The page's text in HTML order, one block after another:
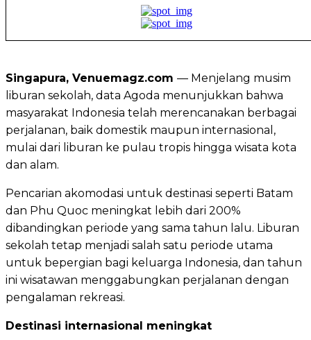
Singapura, Venuemagz.com — Menjelang musim
liburan sekolah, data Agoda menunjukkan bahwa
masyarakat Indonesia telah merencanakan berbagai
perjalanan, baik domestik maupun internasional,
mulai dari liburan ke pulau tropis hingga wisata kota
dan alam.
Pencarian akomodasi untuk destinasi seperti Batam
dan Phu Quoc meningkat lebih dari 200%
dibandingkan periode yang sama tahun lalu. Liburan
sekolah tetap menjadi salah satu periode utama
untuk bepergian bagi keluarga Indonesia, dan tahun
ini wisatawan menggabungkan perjalanan dengan
pengalaman rekreasi.
Destinasi internasional meningkat